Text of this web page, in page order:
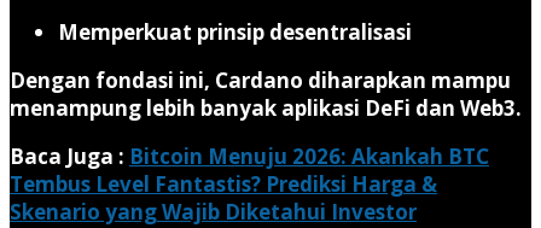
Memperkuat prinsip desentralisasi
Dengan fondasi ini, Cardano diharapkan mampu
menampung lebih banyak aplikasi DeFi dan Web3.
Baca Juga : Bitcoin Menuju 2026: Akankah BTC
Tembus Level Fantastis? Prediksi Harga &
Skenario yang Wajib Diketahui Investor